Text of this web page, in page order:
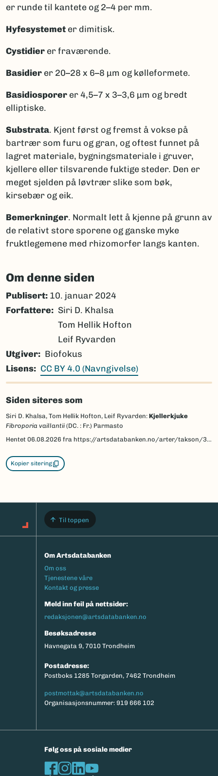
er runde til kantete og 2–4 per mm.
Hyfesystemet er dimitisk.
Cystidier er fraværende.
Basidier er 20–28 x 6–8 μm og kølleformete.
Basidiosporer er 4,5–7 x 3–3,6 μm og bredt
elliptiske.
Substrata. Kjent først og fremst å vokse på
bartrær som furu og gran, og oftest funnet på
lagret materiale, bygningsmateriale i gruver,
kjellere eller tilsvarende fuktige steder. Den er
meget sjelden på løvtrær slike som bøk,
kirsebær og eik.
Bemerkninger. Normalt lett å kjenne på grunn av
de relativt store sporene og ganske myke
fruktlegemene med rhizomorfer langs kanten.
Om denne siden
Publisert: 10. januar 2024
Forfattere
Siri D. Khalsa
Tom Hellik Hofton
Leif Ryvarden
Utgiver
Biofokus
Lisens
CC BY 4.0 (Navngivelse)
Siden siteres som
Siri D. Khalsa, Tom Hellik Hofton, Leif Ryvarden: Kjellerkjuke
Fibroporia vaillantii (DC. : Fr.) Parmasto
Hentet 06.08.2026 fra https://artsdatabanken.no/arter/takson/39723/beskrivelse
Kopier sitering
Til toppen
Om Artsdatabanken
Footermeny
Om oss
Tjenestene våre
Kontakt og presse
Meld inn feil på nettsider:
redaksjonen@artsdatabanken.no
Besøksadresse
Havnegata 9, 7010 Trondheim
Postadresse:
Postboks 1285 Torgarden, 7462 Trondheim
postmottak@artsdatabanken.no
Organisasjonsnummer: 919 666 102
Følg oss på sosiale medier